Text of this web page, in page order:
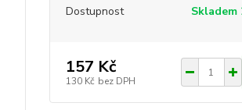
Dostupnost Skladem
157 Kč
130 Kč bez DPH